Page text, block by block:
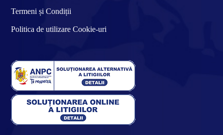
Termeni și Condiții
Politica de utilizare Cookie-uri